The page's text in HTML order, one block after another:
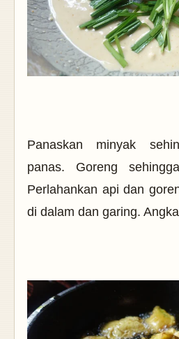
Panaskan minyak
panas. Goreng
Perlahankan api dan
di dalam dan garing.